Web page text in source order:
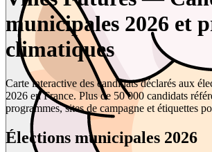
municipales 2026 et
climatiques
Carte interactive des candidats déclarés aux
2026 en France. Plus de 50 000 candidats
programmes, sites de campagne et étiquettes
Élections municipales 2026